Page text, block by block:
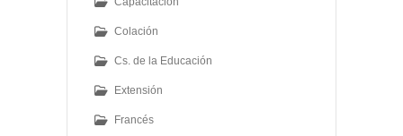
Colación
Cs. de la Educación
Extensión
Francés